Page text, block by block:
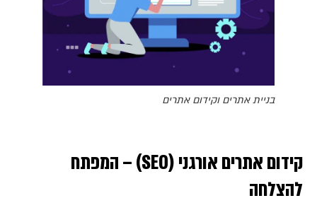
בניית אתרים וקידום אתרים
קידום אתרים אורגני (SEO) – המפתח
להצלחה